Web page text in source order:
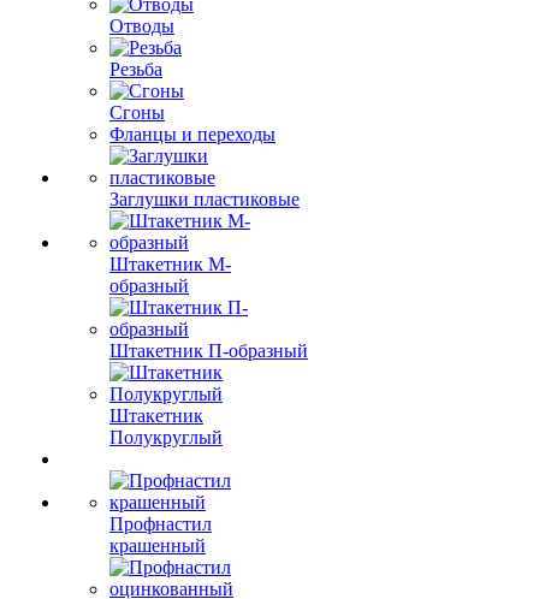
Отводы
Резьба
Сгоны
Фланцы и переходы
Заглушки пластиковые
Штакетник М-
образный
Штакетник П-образный
Штакетник
Полукруглый
Профнастил
крашенный